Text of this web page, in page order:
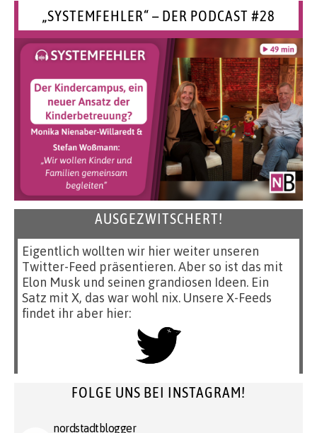
„SYSTEMFEHLER“ – DER PODCAST #28
AUSGEZWITSCHERT!
Eigentlich wollten wir hier weiter unseren
Twitter-Feed präsentieren. Aber so ist das mit
Elon Musk und seinen grandiosen Ideen. Ein
Satz mit X, das war wohl nix. Unsere X-Feeds
findet ihr aber hier:
FOLGE UNS BEI INSTAGRAM!
nordstadtblogger